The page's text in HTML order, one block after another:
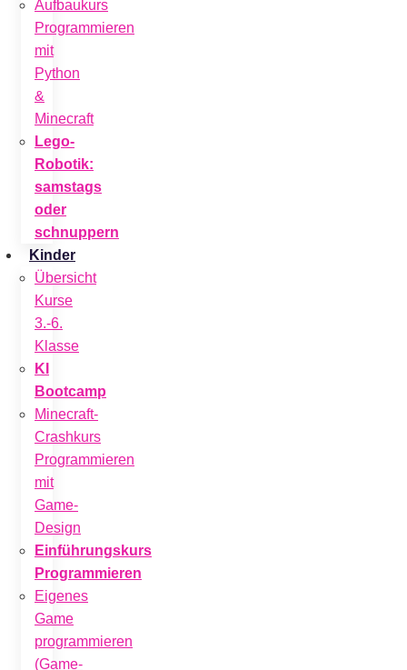
Aufbaukurs
Programmieren
mit
Python
&
Minecraft
Lego-
Robotik:
samstags
oder
schnuppern
Kinder
Übersicht
Kurse
3.-6.
Klasse
KI
Bootcamp
Minecraft-
Crashkurs
Programmieren
mit
Game-
Design
Einführungskurs
Programmieren
Eigenes
Game
programmieren
(Game-